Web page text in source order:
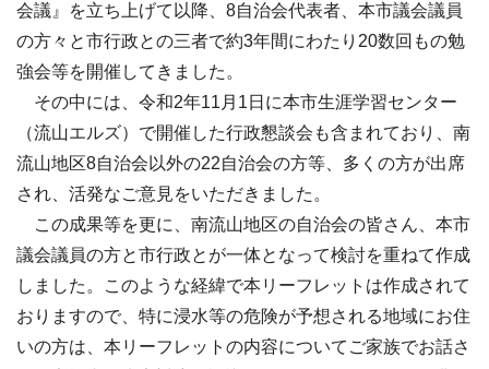
会議』を立ち上げて以降、8自治会代表者、本市議会議員
の方々と市行政との三者で約3年間にわたり20数回もの勉
強会等を開催してきました。
その中には、令和2年11月1日に本市生涯学習センター
（流山エルズ）で開催した行政懇談会も含まれており、南
流山地区8自治会以外の22自治会の方等、多くの方が出席
され、活発なご意見をいただきました。
この成果等を更に、南流山地区の自治会の皆さん、本市
議会議員の方と市行政とが一体となって検討を重ねて作成
しました。このような経緯で本リーフレットは作成されて
おりますので、特に浸水等の危険が予想される地域にお住
いの方は、本リーフレットの内容についてご家族でお話さ